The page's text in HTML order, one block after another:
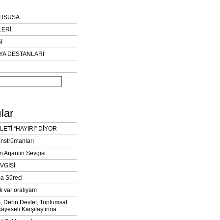
DESTANLARI
“HAYIR!” DİYOR
Arjantin Sevgisi
Süreci
var oralıyam
Derin Devlet, Toplumsal
Karşılaştırma